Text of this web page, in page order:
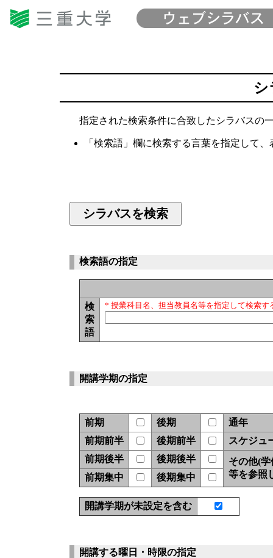
シ
指定された検索条件に合致したシラバスの
「検索語」欄に検索する言葉を指定して
検索語の指定
検
索
語
* 授業科目名、担当教員名等を指定して検索
開講学期の指定
前期 後期
通年
前期前半
後期前半
スケジュ
前期後半
後期後半
その他(
等を参照
前期集中 後期集中
開講学期が未設定を含む
開講する曜日・時限の指定